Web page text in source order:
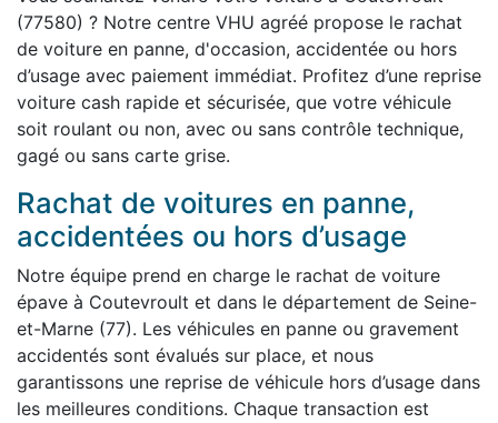
(77580) ? Notre centre VHU agréé propose le rachat
de voiture en panne, d'occasion, accidentée ou hors
d’usage avec paiement immédiat. Profitez d’une reprise
voiture cash rapide et sécurisée, que votre véhicule
soit roulant ou non, avec ou sans contrôle technique,
gagé ou sans carte grise.
Rachat de voitures en panne,
accidentées ou hors d’usage
Notre équipe prend en charge le rachat de voiture
épave à Coutevroult et dans le département de Seine-
et-Marne (77). Les véhicules en panne ou gravement
accidentés sont évalués sur place, et nous
garantissons une reprise de véhicule hors d’usage dans
les meilleures conditions. Chaque transaction est